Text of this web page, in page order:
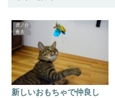
虎ノ介
春太
新しいおもちゃで仲良し